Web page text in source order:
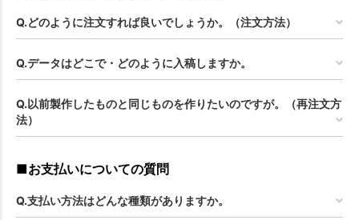
Q.どのように注文すれば良いでしょうか。（注文方法）
Q.データはどこで・どのように入稿しますか。
Q.以前製作したものと同じものを作りたいのですが。（再注文方
法）
■お支払いについての質問
Q.支払い方法はどんな種類がありますか。